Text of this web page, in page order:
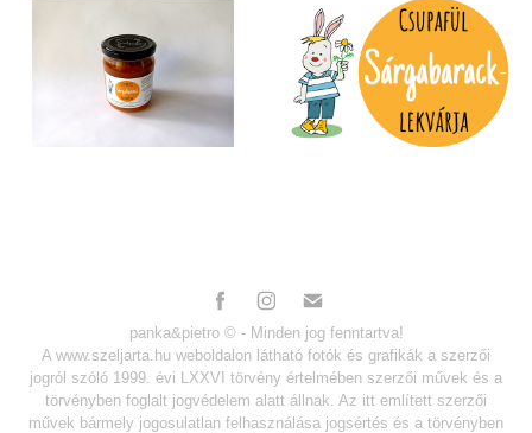
panka&pietro© - Minden jog fenntartva!
A www.szeljarta.hu weboldalon látható fotók és grafikák a szerzői
jogról szóló 1999. évi LXXVI törvény értelmében szerzői művek és a
törvényben foglalt jogvédelem alatt állnak. Az itt említett szerzői
művek bármely jogosulatlan felhasználása jogsértés és a törvényben